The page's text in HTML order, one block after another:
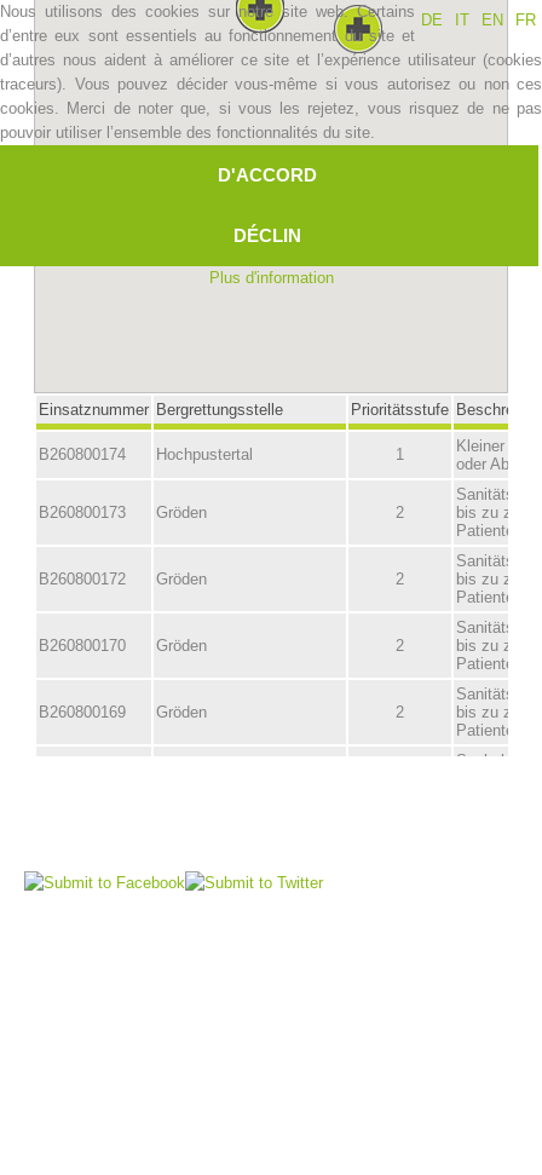
Centres de secours
DE
IT EN FR
Nous utilisons des cookies sur notre site web. Certains
d’entre eux sont essentiels au fonctionnement du site et
d’autres nous aident à améliorer ce site et l’expérience utilisateur (cookies
traceurs). Vous pouvez décider vous-même si vous autorisez ou non ces
cookies. Merci de noter que, si vous les rejetez, vous risquez de ne pas
pouvoir utiliser l’ensemble des fonctionnalités du site.
D'ACCORD
DÉCLIN
Plus d'information